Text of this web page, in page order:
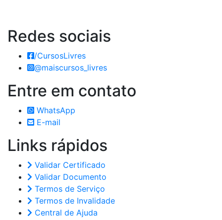
Redes sociais
/CursosLivres
@maiscursos_livres
Entre em contato
WhatsApp
E-mail
Links rápidos
Validar Certificado
Validar Documento
Termos de Serviço
Termos de Invalidade
Central de Ajuda